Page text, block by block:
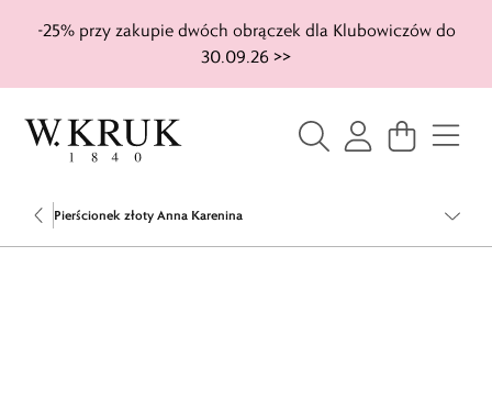
-25% przy zakupie dwóch obrączek dla Klubowiczów do
30.09.26 >>
Pierścionek złoty Anna Karenina